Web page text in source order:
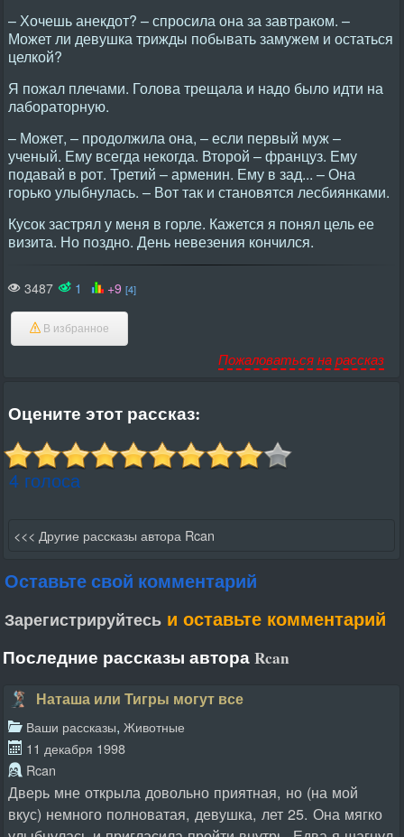
– Хочешь анекдот? – спросила она за завтраком. –
Может ли девушка трижды побывать замужем и остаться
целкой?
Я пожал плечами. Голова трещала и надо было идти на
лабораторную.
– Может, – продолжила она, – если первый муж –
ученый. Ему всегда некогда. Второй – француз. Ему
подавай в рот. Третий – арменин. Ему в зад... – Она
горько улыбнулась. – Вот так и становятся лесбиянками.
Кусок застрял у меня в горле. Кажется я понял цель ее
визита. Но поздно. День невезения кончился.
3487 1 +9 [4]
В избранное
Пожаловаться на рассказ
Оцените этот рассказ:
4 голоса
<<< Другие рассказы автора Rcan
Оставьте свой комментарий
Зарегистрируйтесь и оставьте комментарий
Последние рассказы автора Rcan
Наташа или Тигры могут все
Ваши рассказы, Животные
11 декабря 1998
Rcan
Дверь мне открыла довольно приятная, но (на мой
вкус) немного полноватая, девушка, лет 25. Она мягко